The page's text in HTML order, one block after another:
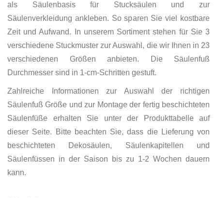
als Säulenbasis für Stucksäulen und zur
Säulenverkleidung ankleben. So sparen Sie viel kostbare
Zeit und Aufwand. In unserem Sortiment stehen für Sie 3
verschiedene Stuckmuster zur Auswahl, die wir Ihnen in 23
verschiedenen Größen anbieten. Die Säulenfuß
Durchmesser sind in 1-cm-Schritten gestuft.
Zahlreiche Informationen zur Auswahl der richtigen
Säulenfuß Größe und zur Montage der fertig beschichteten
Säulenfüße erhalten Sie unter der Produkttabelle auf
dieser Seite. Bitte beachten Sie, dass die Lieferung von
beschichteten Dekosäulen, Säulenkapitellen und
Säulenfüssen in der Saison bis zu 1-2 Wochen dauern
kann.